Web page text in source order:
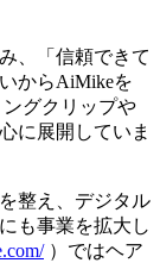
、「信頼できて
からAiMikeを
グクリップや
に展開していま
整え、デジタル
も事業を拡大し
）ではヘア